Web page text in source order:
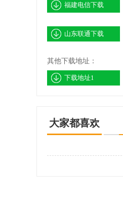
福建电信下载
山东联通下载
其他下载地址：
下载地址1
大家都喜欢